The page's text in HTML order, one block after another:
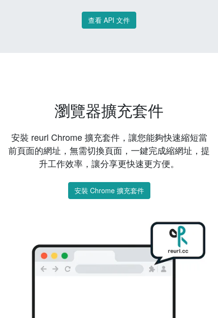
查看 API 文件
瀏覽器擴充套件
安裝 reurl Chrome 擴充套件，讓您能夠快速縮短當
前頁面的網址，無需切換頁面，一鍵完成縮網址，提
升工作效率，讓分享更快速更方便。
安裝 Chrome 擴充套件